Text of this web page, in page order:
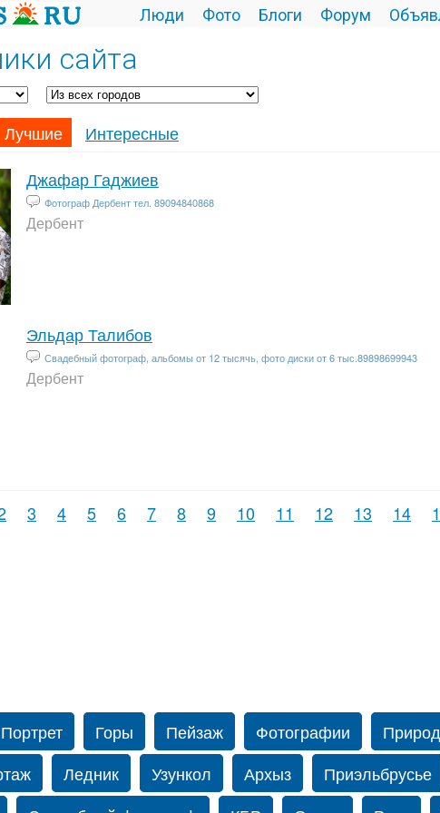
Люди Фото Блоги Форум
сайта
Лучшие Интересные
Джафар Гаджиев
Фотограф Дербент тел. 89094840868
Дербент
Эльдар Талибов
Свадебный фотограф, альбомы от 12 тысячь, фото диски от 6 тыс.89898699943
Дербент
3 4 5 6 7 8 9 10 11 12 13 14
Портрет Горы Пейзаж Фотографии
Ледник Узункол Архыз Приэльбрусье